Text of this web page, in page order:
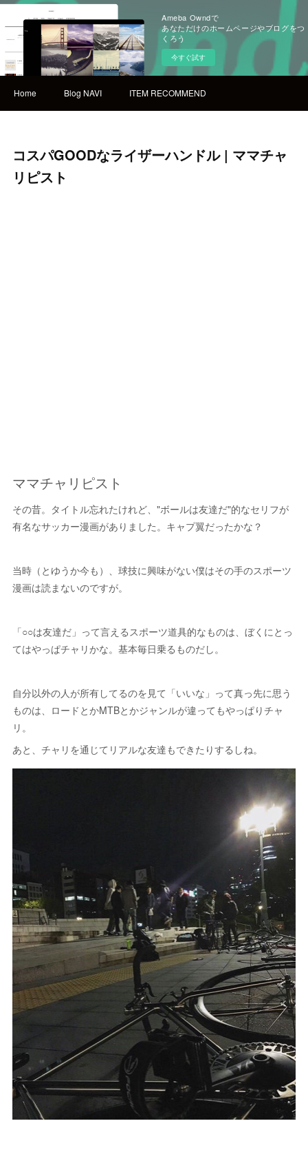
Ameba Owndで
あなただけのホームページやブログをつ
くろう
今すぐ試す
Home Blog NAVI ITEM RECOMMEND
コスパGOODなライザーハンドル | ママチャ
リピスト
ママチャリピスト
その昔。タイトル忘れたけれど、"ボールは友達だ"的なセリフが
有名なサッカー漫画がありました。キャプ翼だったかな？
当時（とゆうか今も）、球技に興味がない僕はその手のスポーツ
漫画は読まないのですが。
「○○は友達だ」って言えるスポーツ道具的なものは、ぼくにとっ
てはやっぱチャリかな。基本毎日乗るものだし。
自分以外の人が所有してるのを見て「いいな」って真っ先に思う
ものは、ロードとかMTBとかジャンルが違ってもやっぱりチャ
リ。
あと、チャリを通じてリアルな友達もできたりするしね。